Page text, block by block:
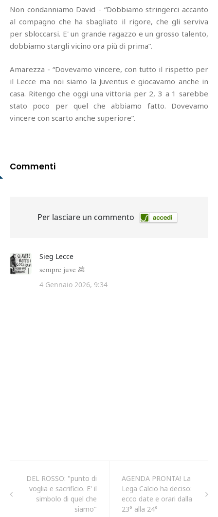
Non condanniamo David - “Dobbiamo stringerci accanto
al compagno che ha sbagliato il rigore, che gli serviva
per sbloccarsi. E' un grande ragazzo e un grosso talento,
dobbiamo stargli vicino ora più di prima”.
Amarezza - “Dovevamo vincere, con tutto il rispetto per
il Lecce ma noi siamo la Juventus e giocavamo anche in
casa. Ritengo che oggi una vittoria per 2, 3 a 1 sarebbe
stato poco per quel che abbiamo fatto. Dovevamo
vincere con scarto anche superiore”.
Commenti
DEL ROSSO: "punto di
voglia e sacrificio. E' il
simbolo di quel che
siamo"
AGENDA PRONTA! La
Lega Calcio ha deciso:
ecco date e orari dalla
23° alla 24°